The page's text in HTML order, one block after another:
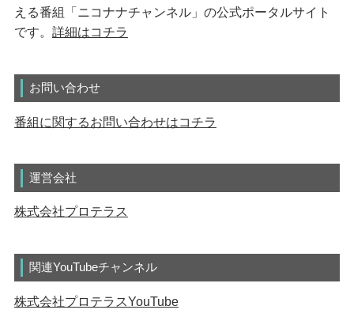
える番組「ニコナナチャンネル」の公式ポータルサイト
です。 詳細はコチラ
お問い合わせ
番組に関するお問い合わせはコチラ
運営会社
株式会社プロテラス
関連YouTubeチャンネル
株式会社プロテラスYouTube